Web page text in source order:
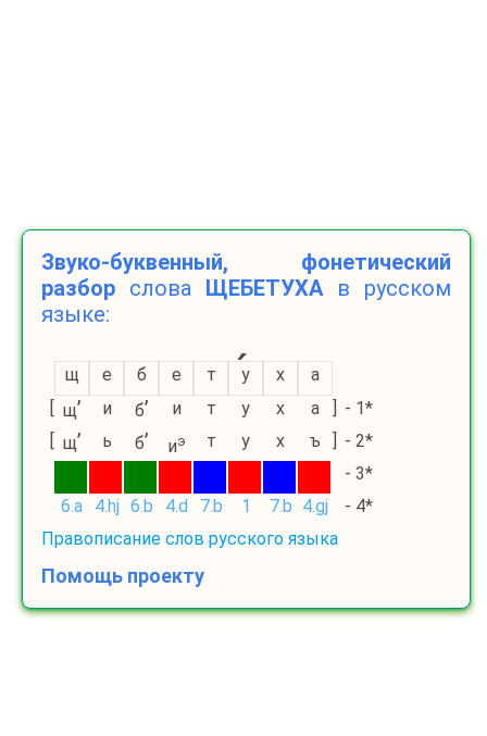
Звуко-буквенный, фонетический
разбор слова ЩЕБЕТУХАв русском
языке:
щ е б е т у х
а
[ щ’ и б’ и т у х а ] - 1*
[ щ’ ь б’ иэ т у х ъ ] - 2*
- 3*
6.a
4.hj 6.b 4.d 7.b 1 7.b 4.gj
- 4*
Правописание слов русского языка
Помощь проекту